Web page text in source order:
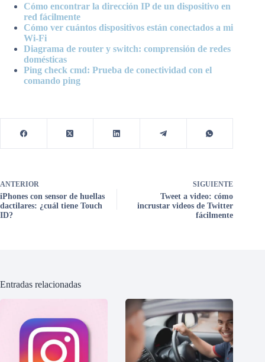
Cómo encontrar la dirección IP de un dispositivo en
red fácilmente
Cómo ver cuántos dispositivos están conectados a mi
Wi-Fi
Diagrama de router y switch: comprensión de redes
domésticas
Ping check cmd: Prueba de conectividad con el
comando ping
ANTERIOR
iPhones con sensor de huellas
dactilares: ¿cuál tiene Touch
ID?
SIGUIENTE
Tweet a video: cómo
incrustar videos de Twitter
fácilmente
Entradas relacionadas